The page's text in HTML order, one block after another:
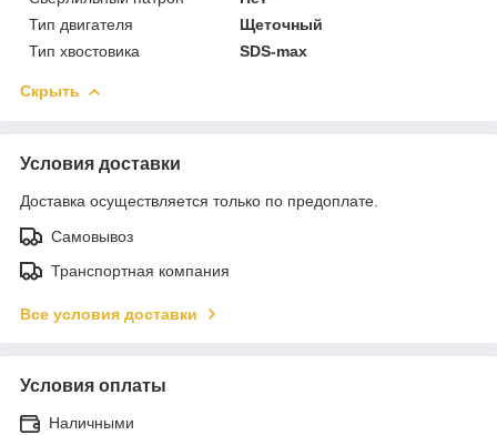
Тип двигателя
Щеточный
Тип хвостовика
SDS-max
Скрыть
Условия доставки
Доставка осуществляется только по предоплате.
Самовывоз
Транспортная компания
Все условия доставки
Условия оплаты
Наличными